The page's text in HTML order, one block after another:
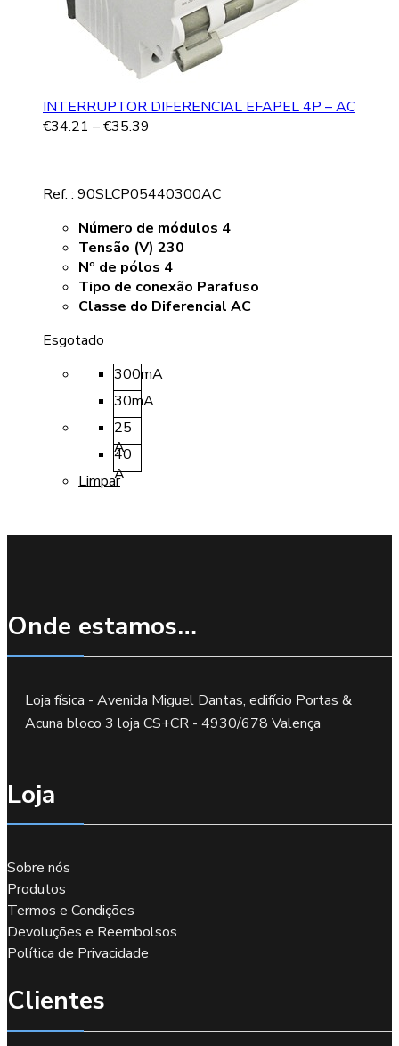
INTERRUPTOR DIFERENCIAL EFAPEL 4P – AC
€34.21 –€35.39
Ref. : 90SLCP05440300AC
Número de módulos 4
Tensão (V) 230
Nº de pólos 4
Tipo de conexão Parafuso
Classe do Diferencial AC
Esgotado
300mA
30mA
25
A
40
A
Limpar
Onde estamos…
Loja física - Avenida Miguel Dantas, edifício Portas &
Acuna bloco 3 loja CS+CR - 4930/678 Valença
Loja
Sobre nós
Produtos
Termos e Condições
Devoluções e Reembolsos
Política de Privacidade
Clientes